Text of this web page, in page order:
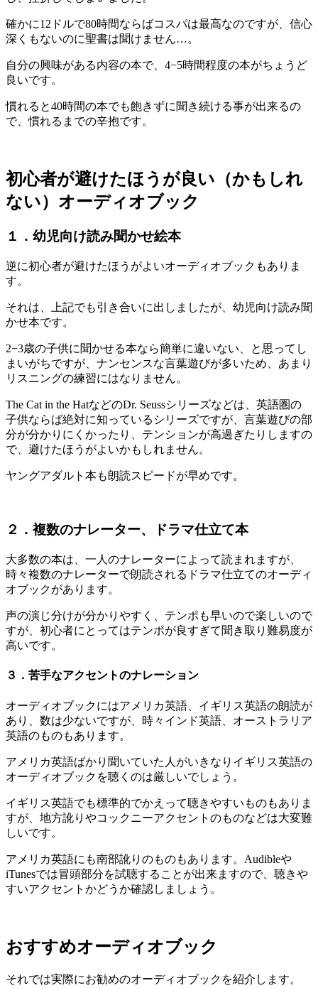
確かに12ドルで80時間ならばコスパは最高なのですが、信心
深くもないのに聖書は聞けません…。
自分の興味がある内容の本で、4−5時間程度の本がちょうど
良いです。
慣れると40時間の本でも飽きずに聞き続ける事が出来るの
で、慣れるまでの辛抱です。
初心者が避けたほうが良い（かもしれ
ない）オーディオブック
１．幼児向け読み聞かせ絵本
逆に初心者が避けたほうがよいオーディオブックもありま
す。
それは、上記でも引き合いに出しましたが、幼児向け読み聞
かせ本です。
2−3歳の子供に聞かせる本なら簡単に違いない、と思ってし
まいがちですが、ナンセンスな言葉遊びが多いため、あまり
リスニングの練習にはなりません。
The Cat in the HatなどのDr. Seussシリーズなどは、英語圏の
子供ならば絶対に知っているシリーズですが、言葉遊びの部
分が分かりにくかったり、テンションが高過ぎたりしますの
で、避けたほうがよいかもしれません。
ヤングアダルト本も朗読スピードが早めです。
２．複数のナレーター、ドラマ仕立て本
大多数の本は、一人のナレーターによって読まれますが、
時々複数のナレーターで朗読されるドラマ仕立てのオーディ
オブックがあります。
声の演じ分けが分かりやすく、テンポも早いので楽しいので
すが、初心者にとってはテンポが良すぎて聞き取り難易度が
高いです。
３．苦手なアクセントのナレーション
オーディオブックにはアメリカ英語、イギリス英語の朗読が
あり、数は少ないですが、時々インド英語、オーストラリア
英語のものもあります。
アメリカ英語ばかり聞いていた人がいきなりイギリス英語の
オーディオブックを聴くのは厳しいでしょう。
イギリス英語でも標準的でかえって聴きやすいものもありま
すが、地方訛りやコックニーアクセントのものなどは大変難
しいです。
アメリカ英語にも南部訛りのものもあります。Audibleや
iTunesでは冒頭部分を試聴することが出来ますので、聴きや
すいアクセントかどうか確認しましょう。
おすすめオーディオブック
それでは実際にお勧めのオーディオブックを紹介します。